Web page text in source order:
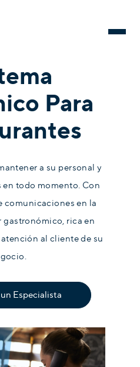
Para
a su personal y
todo momento. Con
comunicaciones en la
gastronómico, rica en
al cliente de su
Especialista